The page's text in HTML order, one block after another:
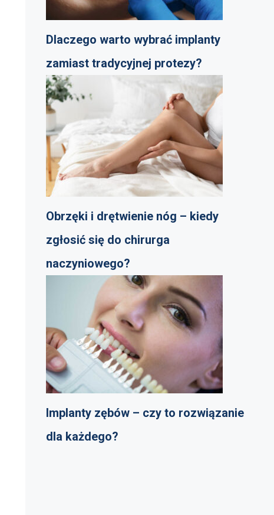
Dlaczego warto wybrać implanty
zamiast tradycyjnej protezy?
Obrzęki i drętwienie nóg – kiedy
zgłosić się do chirurga
naczyniowego?
Implanty zębów – czy to rozwiązanie
dla każdego?